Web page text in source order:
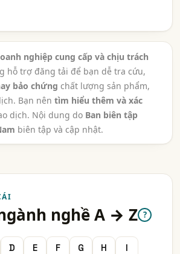
nghiệp cung cấp và chịu trách
hỗ trợ đăng tải để bạn dễ tra cứu,
bảo chứng chất lượng sản phẩm,
Bạn nên tìm hiểu thêm và xác
dịch. Nội dung do Ban biên tập
biên tập và cập nhật.
nghề A → Z ?
D E F G H
I